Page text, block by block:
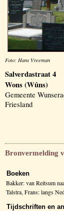
Foto: Hans Vreeman
Salverdastraat 4
Wons (Wûns)
Gemeente
Friesland
Bronvermelding
Boeken
Bakker: van Reitsum
Talstra, Frans: langs
Tijdschriften en